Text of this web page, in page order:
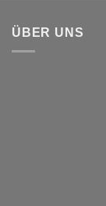
ÜBER UNS